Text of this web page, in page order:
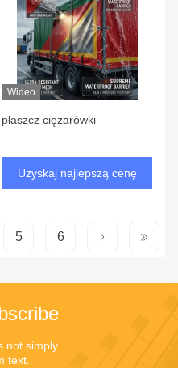
Wideo
płaszcz ciężarówki
Uzyskaj najlepszą cenę
5 6
not simply
text.